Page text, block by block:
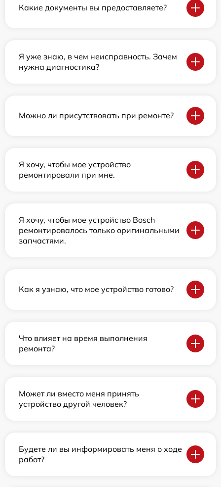
Какие документы вы предоставляете?
Я уже знаю, в чем неисправность. Зачем
нужна диагностика?
Можно ли присутствовать при ремонте?
Я хочу, чтобы мое устройство
ремонтировали при мне.
Я хочу, чтобы мое устройство Bosch
ремонтировалось только оригинальными
запчастями.
Как я узнаю, что мое устройство готово?
Что влияет на время выполнения
ремонта?
Может ли вместо меня принять
устройство другой человек?
Будете ли вы информировать меня о ходе
работ?